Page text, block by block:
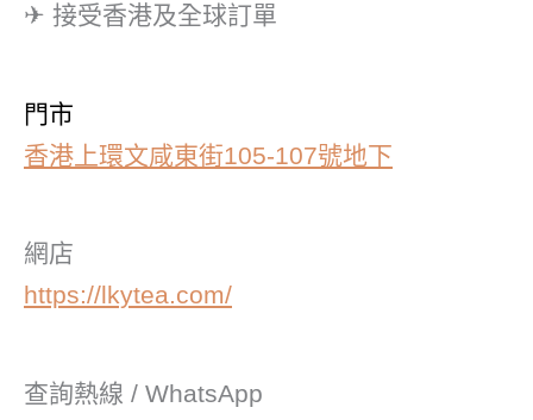
✈ 接受香港及全球訂單
門市
香港上環文咸東街105-107號地下
網店
https://lkytea.com/
查詢熱線 / WhatsApp